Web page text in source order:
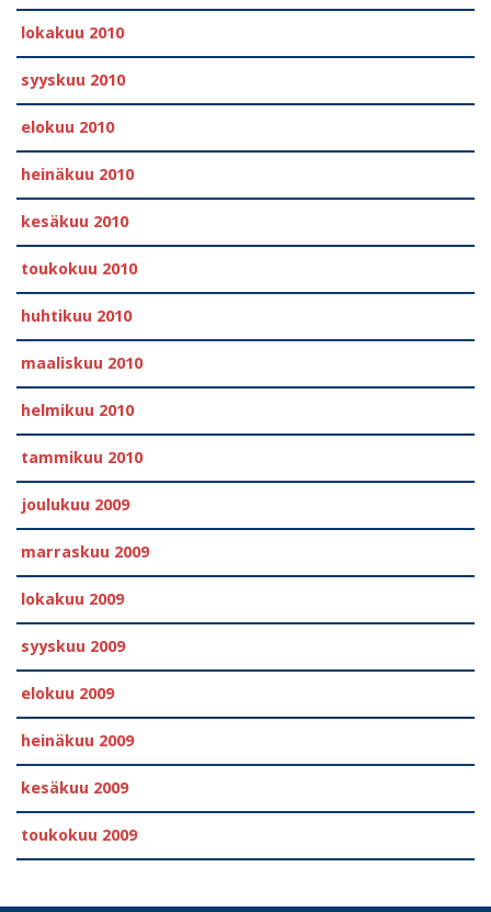
lokakuu 2010
syyskuu 2010
elokuu 2010
heinäkuu 2010
kesäkuu 2010
toukokuu 2010
huhtikuu 2010
maaliskuu 2010
helmikuu 2010
tammikuu 2010
joulukuu 2009
marraskuu 2009
lokakuu 2009
syyskuu 2009
elokuu 2009
heinäkuu 2009
kesäkuu 2009
toukokuu 2009